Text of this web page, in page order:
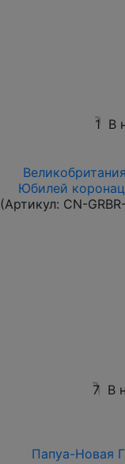
1 В
Юбилей
(Артикул: CN-
7 В
Папуа-Новая